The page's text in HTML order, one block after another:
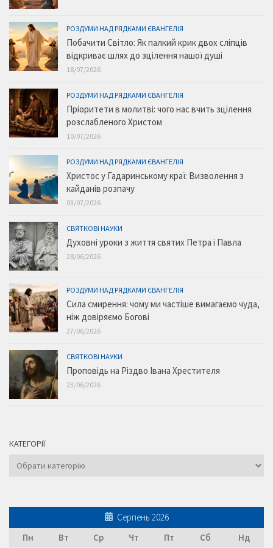
РОЗДУМИ НАД РЯДКАМИ ЄВАНГЕЛІЯ
Побачити Світло: Як палкий крик двох сліпців
відкриває шлях до зцілення нашої душі
18/07/2026
РОЗДУМИ НАД РЯДКАМИ ЄВАНГЕЛІЯ
Пріоритети в молитві: чого нас вчить зцілення
розслабленого Христом
10/07/2026
РОЗДУМИ НАД РЯДКАМИ ЄВАНГЕЛІЯ
Христос у Гадаринському краї: Визволення з
кайданів розпачу
03/07/2026
СВЯТКОВІ НАУКИ
Духовні уроки з життя святих Петра і Павла
28/06/2026
РОЗДУМИ НАД РЯДКАМИ ЄВАНГЕЛІЯ
Сила смирення: чому ми частіше вимагаємо чуда,
ніж довіряємо Богові
27/06/2026
СВЯТКОВІ НАУКИ
Проповідь на Різдво Івана Хрестителя
23/06/2026
КАТЕГОРІЇ
Категорії
Серпень 2026
Пн
Вт Ср Чт Пт Сб
Нд